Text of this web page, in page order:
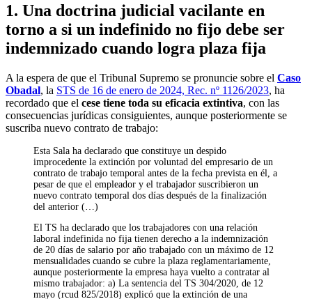
1. Una doctrina judicial vacilante en
torno a si un indefinido no fijo debe ser
indemnizado cuando logra plaza fija
A la espera de que el Tribunal Supremo se pronuncie sobre el Caso
Obadal, la STS de 16 de enero de 2024, Rec. nº 1126/2023, ha
recordado que el cese tiene toda su eficacia extintiva, con las
consecuencias jurídicas consiguientes, aunque posteriormente se
suscriba nuevo contrato de trabajo:
Esta Sala ha declarado que constituye un despido
improcedente la extinción por voluntad del empresario de un
contrato de trabajo temporal antes de la fecha prevista en él, a
pesar de que el empleador y el trabajador suscribieron un
nuevo contrato temporal dos días después de la finalización
del anterior (…)
El TS ha declarado que los trabajadores con una relación
laboral indefinida no fija tienen derecho a la indemnización
de 20 días de salario por año trabajado con un máximo de 12
mensualidades cuando se cubre la plaza reglamentariamente,
aunque posteriormente la empresa haya vuelto a contratar al
mismo trabajador: a) La sentencia del TS 304/2020, de 12
mayo (rcud 825/2018) explicó que la extinción de una